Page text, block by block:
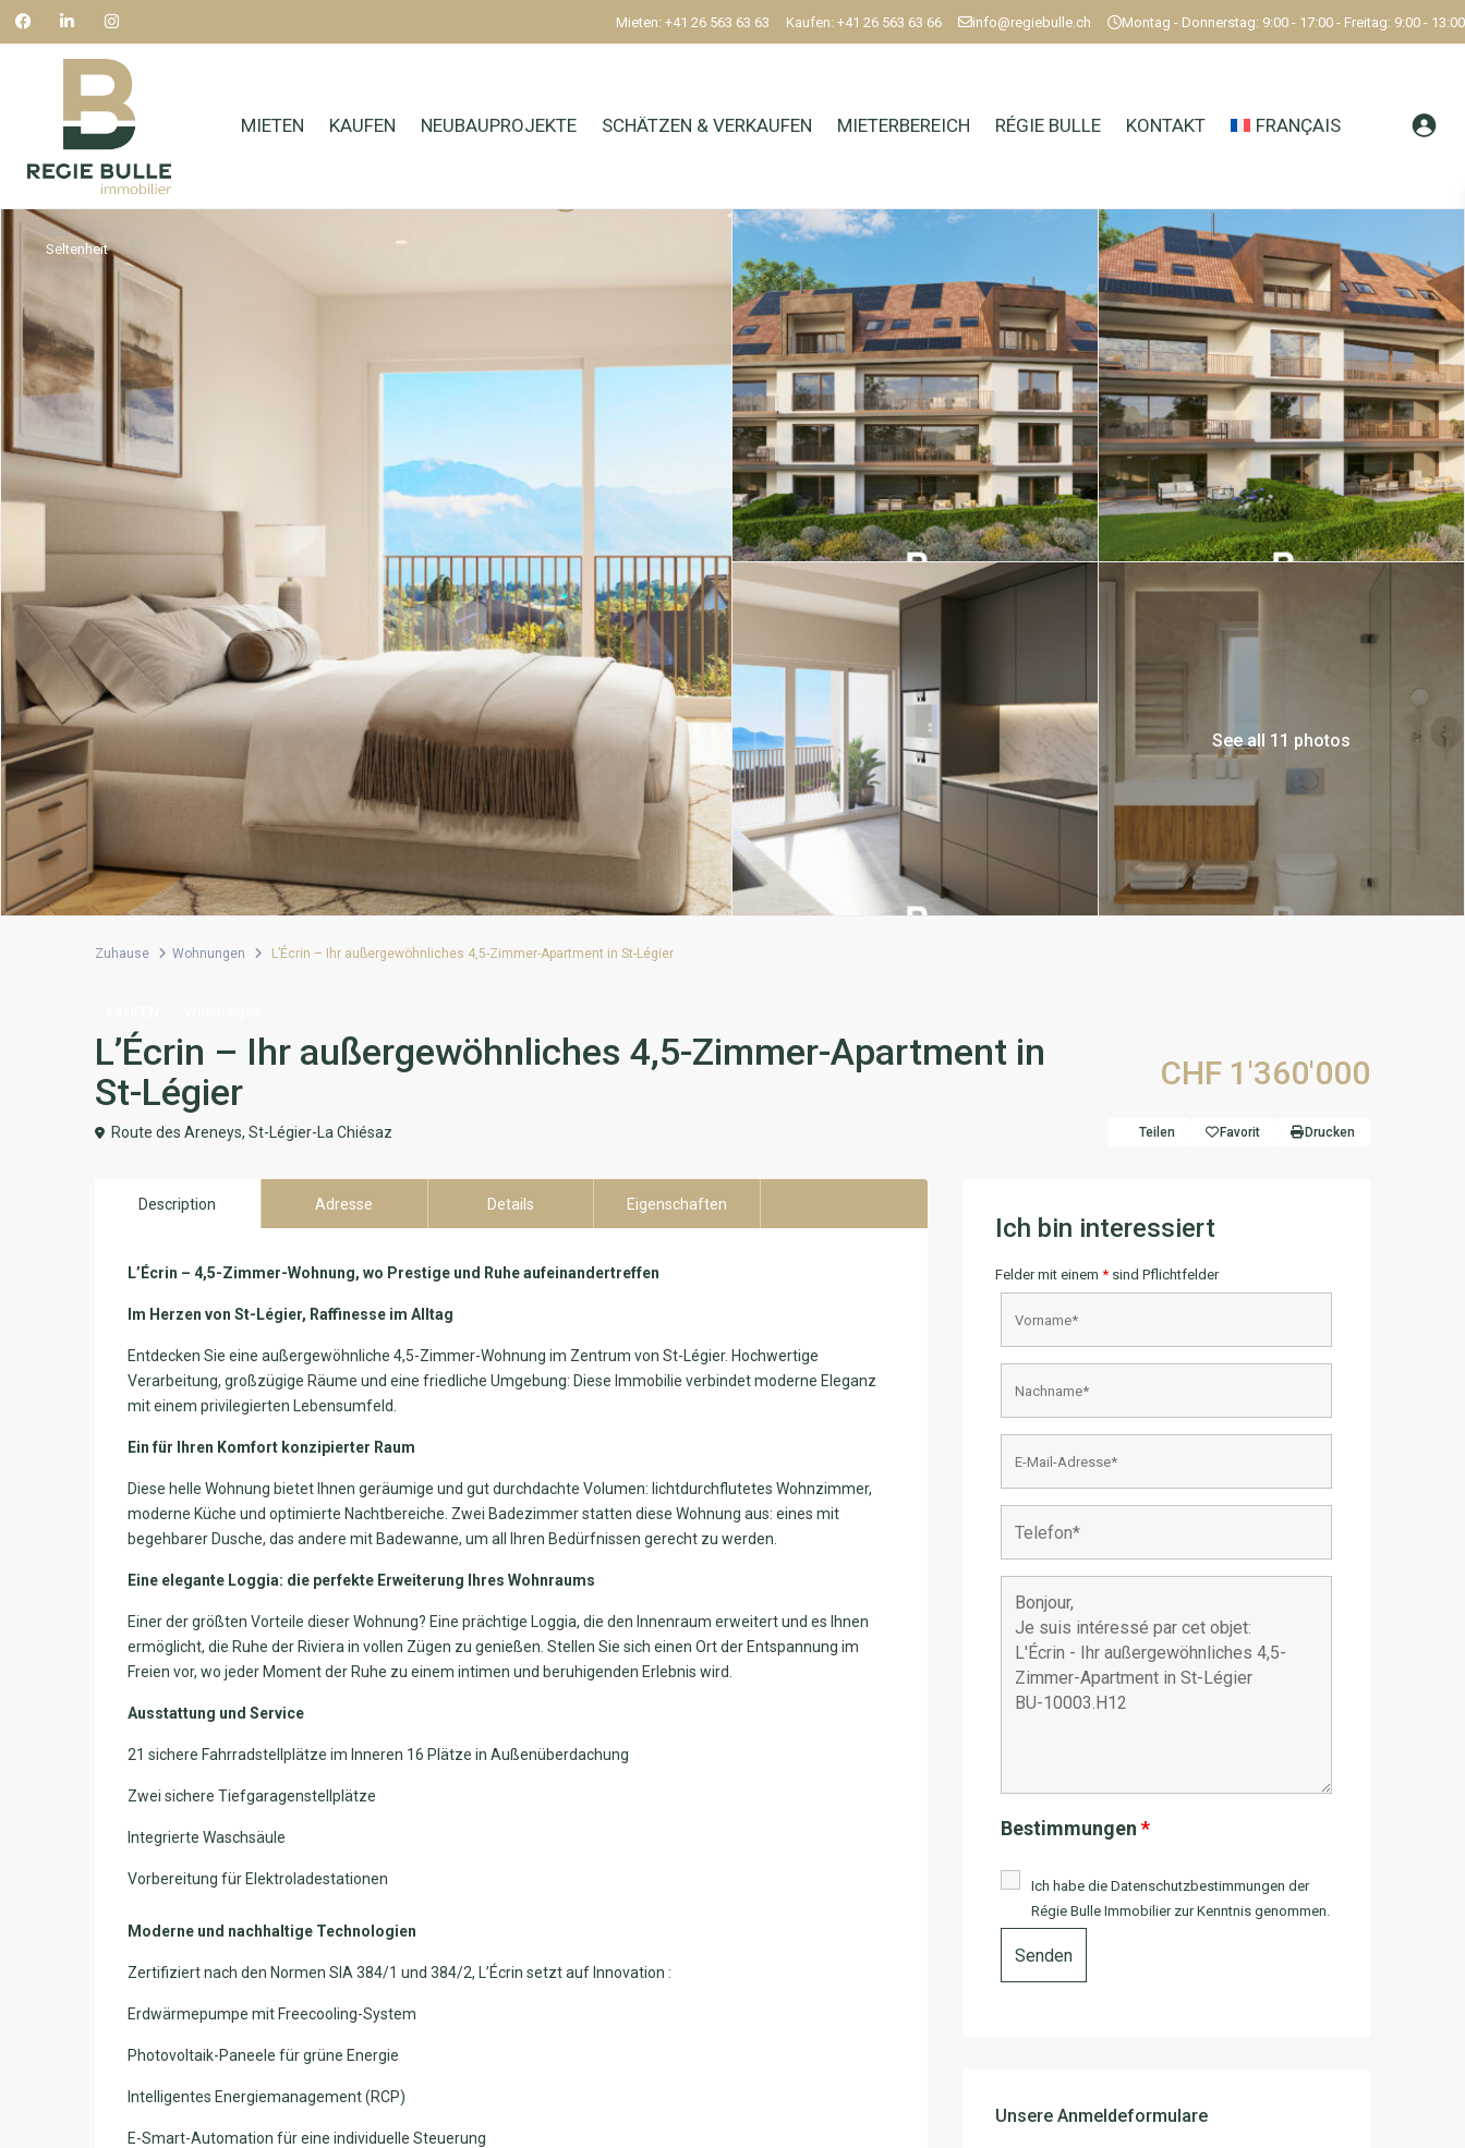
Mieten: +41 26 563 63 63 Kaufen: +41 26 563 63 66 info@regiebulle.ch Montag - Donnerstag: 9:00 - 17:00 - Freitag: 9:00 - 13:00
MIETEN KAUFEN NEUBAUPROJEKTE SCHÄTZEN & VERKAUFEN MIETERBEREICH RÉGIE BULLE KONTAKT FRANÇAIS
Seltenheit
See all 11 photos
Zuhause Wohnungen L’Écrin – Ihr außergewöhnliches 4,5-Zimmer-Apartment in St-Légier
L’Écrin – Ihr außergewöhnliches 4,5-Zimmer-Apartment in
St-Légier
CHF 1'360'000
Route des Areneys, St-Légier-La Chiésaz Teilen Favorit Drucken
Description Adresse Details Eigenschaften
L’Écrin – 4,5-Zimmer-Wohnung, wo Prestige und Ruhe aufeinandertreffen
Im Herzen von St-Légier, Raffinesse im Alltag
Entdecken Sie eine außergewöhnliche 4,5-Zimmer-Wohnung im Zentrum von St-Légier. Hochwertige
Verarbeitung, großzügige Räume und eine friedliche Umgebung: Diese Immobilie verbindet moderne Eleganz
mit einem privilegierten Lebensumfeld.
Ein für Ihren Komfort konzipierter Raum
Diese helle Wohnung bietet Ihnen geräumige und gut durchdachte Volumen: lichtdurchflutetes Wohnzimmer,
moderne Küche und optimierte Nachtbereiche. Zwei Badezimmer statten diese Wohnung aus: eines mit
begehbarer Dusche, das andere mit Badewanne, um all Ihren Bedürfnissen gerecht zu werden.
Eine elegante Loggia: die perfekte Erweiterung Ihres Wohnraums
Einer der größten Vorteile dieser Wohnung? Eine prächtige Loggia, die den Innenraum erweitert und es Ihnen
ermöglicht, die Ruhe der Riviera in vollen Zügen zu genießen. Stellen Sie sich einen Ort der Entspannung im
Freien vor, wo jeder Moment der Ruhe zu einem intimen und beruhigenden Erlebnis wird.
Ausstattung und Service
21 sichere Fahrradstellplätze im Inneren 16 Plätze in Außenüberdachung
Zwei sichere Tiefgaragenstellplätze
Integrierte Waschsäule
Vorbereitung für Elektroladestationen
Moderne und nachhaltige Technologien
Zertifiziert nach den Normen SIA 384/1 und 384/2, L’Écrin setzt auf Innovation :
Erdwärmepumpe mit Freecooling-System
Photovoltaik-Paneele für grüne Energie
Intelligentes Energiemanagement (RCP)
E-Smart-Automation für eine individuelle Steuerung
Ich bin interessiert
Felder mit einem * sind Pflichtfelder
Bestimmungen *
Ich habe die Datenschutzbestimmungen der
Régie Bulle Immobilierzur Kenntnis genommen.
Unsere Anmeldeformulare